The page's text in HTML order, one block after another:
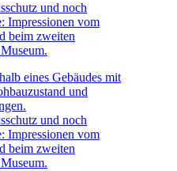
und noch
Impressionen vom
beim zweiten
und noch
Impressionen vom
beim zweiten